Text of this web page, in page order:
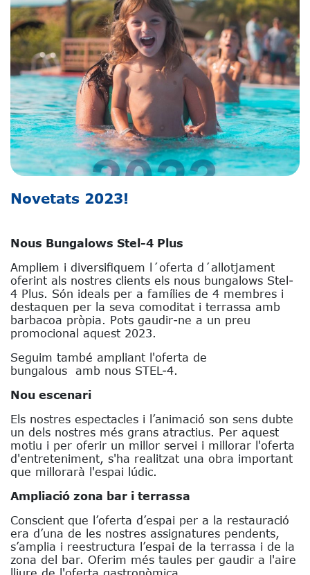
Novetats 2023!
Nous Bungalows Stel-4 Plus
Ampliem i diversifiquem l´oferta d´allotjament
oferint als nostres clients els nous bungalows Stel-
4 Plus. Són ideals per a famílies de 4 membres i
destaquen per la seva comoditat i terrassa amb
barbacoa pròpia. Pots gaudir-ne a un preu
promocional aquest 2023.
Seguim també ampliant l'oferta de
bungalous amb nous STEL-4.
Nou escenari
Els nostres espectacles i l’animació son sens dubte
un dels nostres més grans atractius. Per aquest
motiu i per oferir un millor servei i millorar l'oferta
d'entreteniment, s'ha realitzat una obra important
que millorarà l'espai lúdic.
Ampliació zona bar i terrassa
Conscient que l’oferta d’espai per a la restauració
era d’una de les nostres assignatures pendents,
s’amplia i reestructura l’espai de la terrassa i de la
zona del bar. Oferim més taules per gaudir a l'aire